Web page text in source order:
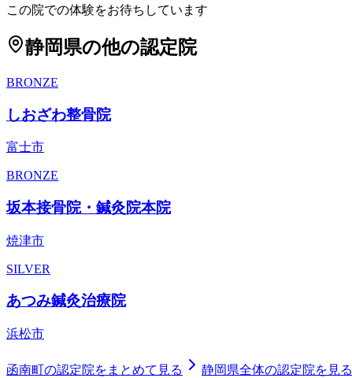
この院での体験をお待ちしています
静岡県の他の認定院
BRONZE
しおざわ整骨院
富士市
BRONZE
坂本接骨院・鍼灸院本院
焼津市
SILVER
あつみ鍼灸治療院
浜松市
函南町の認定院をまとめて見る 静岡県全体の認定院を見る